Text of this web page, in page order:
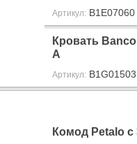
Артикул: B1E07060
Кровать
A
Артикул: B1G01503
Комод Petalo